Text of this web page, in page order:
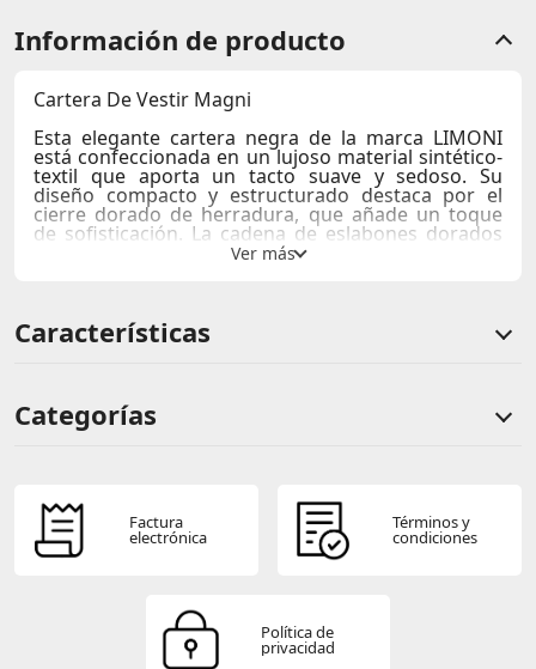
Información de producto
Cartera De Vestir Magni
Esta elegante cartera negra de la marca LIMONI
está confeccionada en un lujoso material sintético-
textil que aporta un tacto suave y sedoso. Su
diseño compacto y estructurado destaca por el
cierre dorado de herradura, que añade un toque
de sofisticación. La cadena de eslabones dorados
ofrece versatilidad, permitiéndote llevarla como
tus esenciales con estilo y elegancia.
Características
Categorías
Comentarios de clientes que compraron este producto
Sin calificaciones
Este producto aún no tiene calificaciones.
Factura
electrónica
Términos y
condiciones
Política de
privacidad